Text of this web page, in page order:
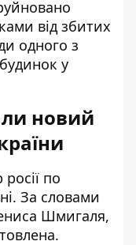
від збитих
одного з
у
новий
по
. За словами
Шмигаля,